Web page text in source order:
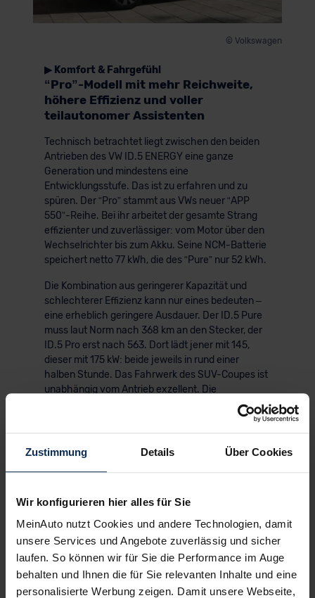
Zustimmung Details Über Cookies
Wir konfigurieren hier alles für Sie
MeinAuto nutzt Cookies und andere Technologien, damit
unsere Services und Angebote zuverlässig und sicher
laufen. So können wir für Sie die Performance im Auge
behalten und Ihnen die für Sie relevanten Inhalte und eine
personalisierte Werbung zeigen. Damit unsere Webseite,
© Volkswagen
▶ Komfort & Fahrgefühl
“Pro”-Modell mit mehr Reichweite,
höhere Effizienz und voller
teilautonomer Assistenten
Technisch betrachtet liegt zwischen den beiden
Antrieben des VW ID.5 ENERGY eine ganze
Generation und mindestens eine
Entwicklungsstufe. Das ist zu erfahren und zu
spüren. Der “Pro” stammt aus VWs neuer “APP
550”-Reihe. Bei ihr arbeitet der gesamte Strang
effizienter und zuverlässiger: vom Motor über den
Wechselrichter bis zum Akku. Seine NCM-Batterie
speichert netto 77 kWh, die des “Pure” nur 52 kWh.
Die Kombination aus geringerer Kapazität und
schlechterer Effizienz kann nur eines bedeuten –
eine erheblich geringere Ausdauer. Der ID.5 Pure
muss laut Norm nach 368 km an den Stecker, der
ID.5 Pro erst nach 563. Dort lädt jener mit 145,
dieser mit 175 kW: beide jeweils in rund einer
halben Stunde. Das Fahrwerk des SUV-Coupes ist
unabhängig vom Antrieb exzellent. Die
Verbindung von Dynamik und Komfort.
In der ENERGY-Version kommen zusätzlich
umfangreiche Assistenzsysteme hinzu.
Assist Plus" an Bord – das SUV-Coupé hält also
selbstständig Spur und Abstand und parkt
teilautonom ein. Beides funktioniert im Test
zuverlässig und macht den ID.5 ENERGY
alltagstauglich und modern.